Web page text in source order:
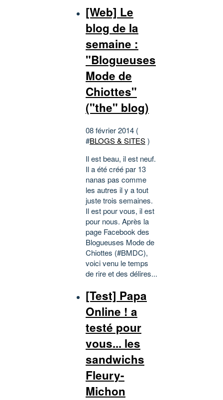
[Web] Le
blog de la
semaine :
"Blogueuses
Mode de
Chiottes"
("the" blog)
08 février 2014 (
#BLOGS & SITES)
Il est beau, il est neuf.
Il a été créé par 13
nanas pas comme
les autres il y a tout
juste trois semaines.
Il est pour vous, il est
pour nous. Après la
page Facebook des
Blogueuses Mode de
Chiottes (#BMDC),
voici venu le temps
de rire et des délires...
[Test] Papa
Online ! a
testé pour
vous... les
sandwichs
Fleury-
Michon